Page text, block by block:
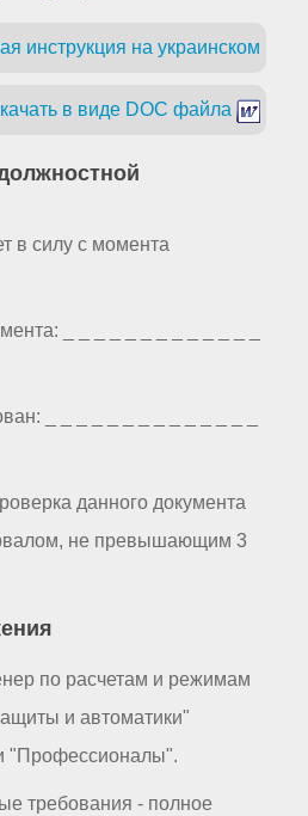
инструкция на украинском
в виде DOC файла
в силу с момента
_ _ _ _ _ _ _ _ _ _ _ _ _
_ _ _ _ _ _ _ _ _ _ _ _ _ _
данного документа
не превышающим 3
по расчетам и режимам
и автоматики"
"Профессионалы".
требования - полное